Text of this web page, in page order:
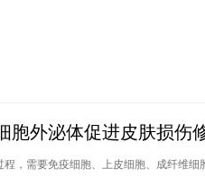
胞外泌体促进皮肤损伤
，需要免疫细胞、上皮细胞、成纤维